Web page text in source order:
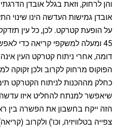
והן לרחוק, וזאת בגלל אובדן
אובדן גמישות העדשה הינו שינוי
על הופעת קטרקט. לכן, כל עין
45 ומעלה למשקפי קריאה כדי
דומה, אחרי ניתוח קטרקט העין
הפוקוס מרחוק לקרוב ולכן זקוקה
כחלק מההכנות לניתוח הקטרקט
שיאפשר למנתח להחליט איזו
הזה ייקח בחשבון את הפשרה בין
צפייה בטלוויזיה, וכו') ולקרוב